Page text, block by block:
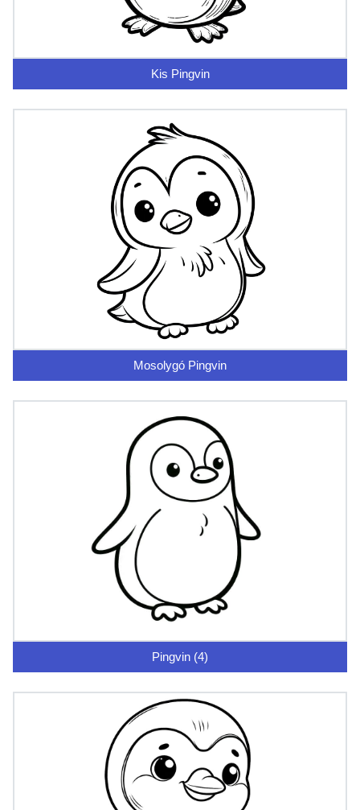
Kis Pingvin
Mosolygó Pingvin
Pingvin (4)